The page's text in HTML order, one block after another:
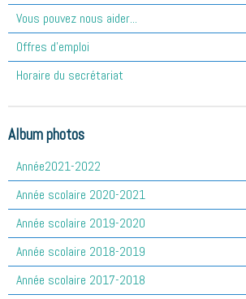
Vous pouvez nous aider...
Offres d'emploi
Horaire du secrétariat
Album photos
Année2021-2022
Année scolaire 2020-2021
Année scolaire 2019-2020
Année scolaire 2018-2019
Année scolaire 2017-2018